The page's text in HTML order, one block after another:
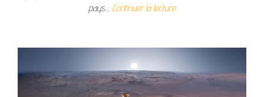
pays… Continuer la lecture